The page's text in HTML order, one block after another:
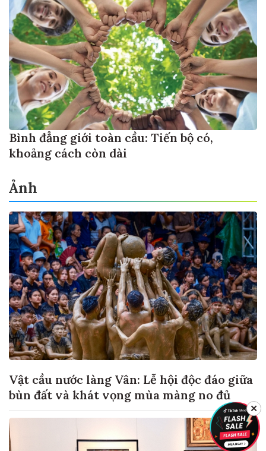
Bình đẳng giới toàn cầu: Tiến bộ có,
khoảng cách còn dài
Ảnh
Vật cầu nước làng Vân: Lễ hội độc đáo giữa
bùn đất và khát vọng mùa màng no đủ
✕